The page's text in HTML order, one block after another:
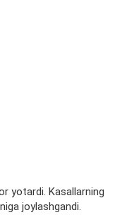
yotardi. Kasallarning
joylashgandi.